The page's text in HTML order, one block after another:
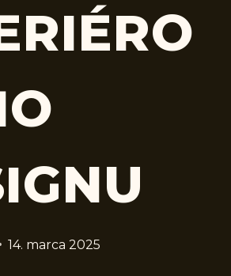
14. marca 2025